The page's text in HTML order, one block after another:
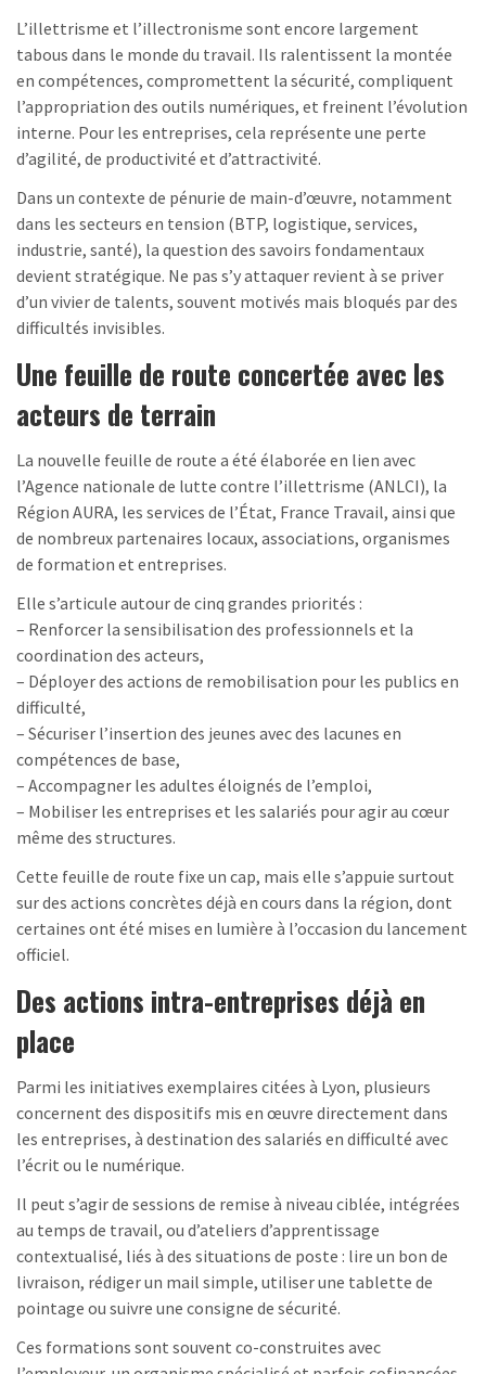
L’illettrisme et l’illectronisme sont encore largement
tabous dans le monde du travail. Ils ralentissent la montée
en compétences, compromettent la sécurité, compliquent
l’appropriation des outils numériques, et freinent l’évolution
interne. Pour les entreprises, cela représente une perte
d’agilité, de productivité et d’attractivité.
Dans un contexte de pénurie de main-d’œuvre, notamment
dans les secteurs en tension (BTP, logistique, services,
industrie, santé), la question des savoirs fondamentaux
devient stratégique. Ne pas s’y attaquer revient à se priver
d’un vivier de talents, souvent motivés mais bloqués par des
difficultés invisibles.
Une feuille de route concertée avec les
acteurs de terrain
La nouvelle feuille de route a été élaborée en lien avec
l’Agence nationale de lutte contre l’illettrisme (ANLCI), la
Région AURA, les services de l’État, France Travail, ainsi que
de nombreux partenaires locaux, associations, organismes
de formation et entreprises.
Elle s’articule autour de cinq grandes priorités :
– Renforcer la sensibilisation des professionnels et la
coordination des acteurs,
– Déployer des actions de remobilisation pour les publics en
difficulté,
– Sécuriser l’insertion des jeunes avec des lacunes en
compétences de base,
– Accompagner les adultes éloignés de l’emploi,
– Mobiliser les entreprises et les salariés pour agir au cœur
même des structures.
Cette feuille de route fixe un cap, mais elle s’appuie surtout
sur des actions concrètes déjà en cours dans la région, dont
certaines ont été mises en lumière à l’occasion du lancement
officiel.
Des actions intra-entreprises déjà en
place
Parmi les initiatives exemplaires citées à Lyon, plusieurs
concernent des dispositifs mis en œuvre directement dans
les entreprises, à destination des salariés en difficulté avec
l’écrit ou le numérique.
Il peut s’agir de sessions de remise à niveau ciblée, intégrées
au temps de travail, ou d’ateliers d’apprentissage
contextualisé, liés à des situations de poste : lire un bon de
livraison, rédiger un mail simple, utiliser une tablette de
pointage ou suivre une consigne de sécurité.
Ces formations sont souvent co-construites avec